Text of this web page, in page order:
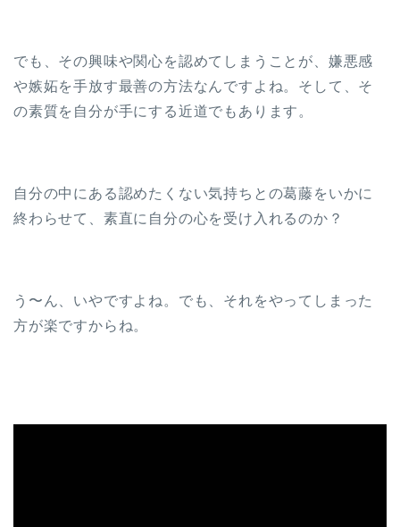
でも、その興味や関心を認めてしまうことが、嫌悪感
や嫉妬を手放す最善の方法なんですよね。そして、そ
の素質を自分が手にする近道でもあります。
自分の中にある認めたくない気持ちとの葛藤をいかに
終わらせて、素直に自分の心を受け入れるのか？
う〜ん、いやですよね。でも、それをやってしまった
方が楽ですからね。